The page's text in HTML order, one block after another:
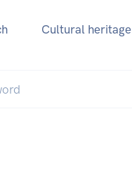
Cultural heritage